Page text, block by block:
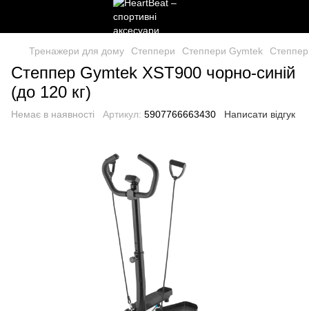
Тренажери для дому Степпери Степпери Gymtek
Степпер Gymtek XST900 чорно-синій
(до 120 кг)
Немає в наявності Артикул: 5907766663430 Написати відгук